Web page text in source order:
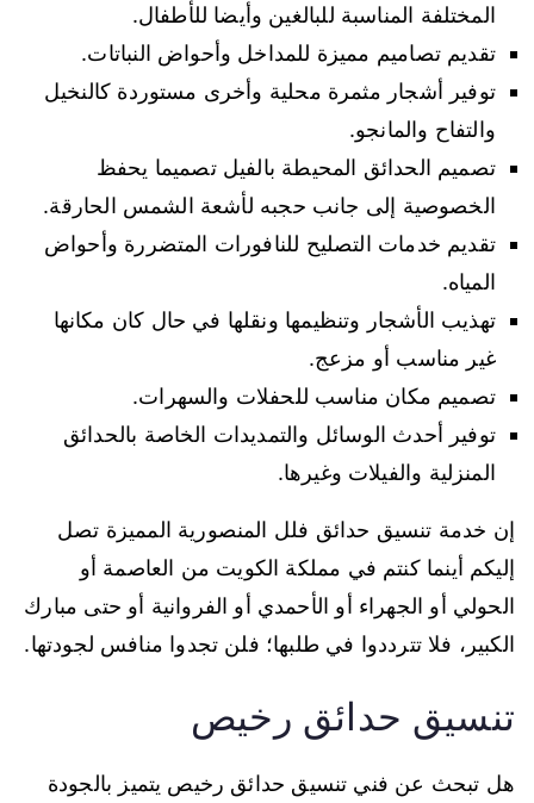
المختلفة المناسبة للبالغين وأيضا للأطفال.
تقديم تصاميم مميزة للمداخل وأحواض النباتات.
توفير أشجار مثمرة محلية وأخرى مستوردة كالنخيل
والتفاح والمانجو.
تصميم الحدائق المحيطة بالفيل تصميما يحفظ
الخصوصية إلى جانب حجبه لأشعة الشمس الحارقة.
تقديم خدمات التصليح للنافورات المتضررة وأحواض
المياه.
تهذيب الأشجار وتنظيمها ونقلها في حال كان مكانها
غير مناسب أو مزعج.
تصميم مكان مناسب للحفلات والسهرات.
توفير أحدث الوسائل والتمديدات الخاصة بالحدائق
المنزلية والفيلات وغيرها.
إن خدمة تنسيق حدائق فلل المنصورية المميزة تصل
إليكم أينما كنتم في مملكة الكويت من العاصمة أو
الحولي أو الجهراء أو الأحمدي أو الفروانية أو حتى مبارك
الكبير، فلا تترددوا في طلبها؛ فلن تجدوا منافس لجودتها.
تنسيق حدائق رخيص
هل تبحث عن فني تنسيق حدائق رخيص يتميز بالجودة